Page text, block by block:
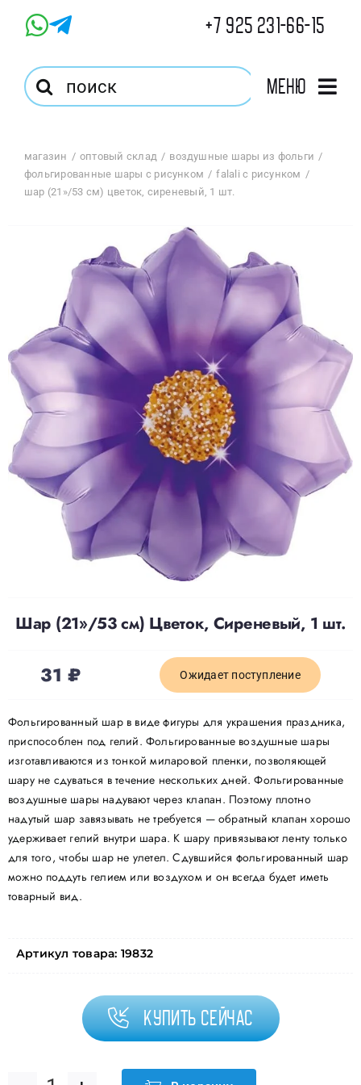
+7 925 231-66-15
Результат
поиска:
Меню
Магазин
Оптовый Магазин
Корзина
Избранное
Доставка
О нас
Отзывы
Контакты
Политика конфиденциальности
магазин оптовый склад
воздушные шары из фольги
фольгированные шары с рисунком
falali с рисунком
шар (21»/53 см) цветок, сиреневый, 1 шт.
Шар (21»/53 см) Цветок, Сиреневый, 1 шт.
31₽ Ожидает поступление
Фольгированный шар в виде фигуры для украшения праздника,
приспособлен под гелий. Фольгированные воздушные шары
изготавливаются из тонкой миларовой пленки, позволяющей
шару не сдуваться в течение нескольких дней. Фольгированные
воздушные шары надувают через клапан. Поэтому плотно
надутый шар завязывать не требуется — обратный клапан хорошо
удерживает гелий внутри шара. К шару привязывают ленту только
для того, чтобы шар не улетел. Сдувшийся фольгированный шар
можно поддуть гелием или воздухом и он всегда будет иметь
товарный вид.
Артикул товара: 19832
Купить сейчас